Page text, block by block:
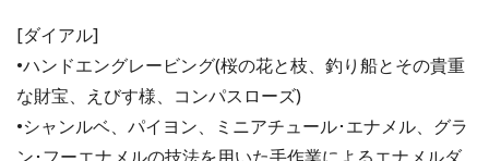
[ダイアル]
•ハンドエングレービング(桜の花と枝、釣り船とその貴重
な財宝、えびす様、コンパスローズ)
•シャンルベ、パイヨン、ミニアチュール･エナメル、グラ